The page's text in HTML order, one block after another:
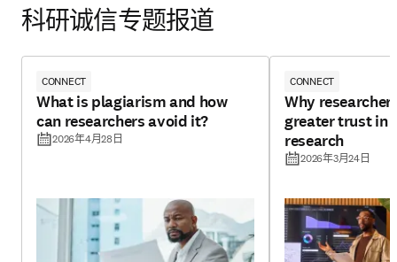
科研诚信专题报道
CONNECT
What is plagiarism and how
can researchers avoid it?
2026年4月28日
CONNECT
Why
greater trust in
research
2026年3月24日